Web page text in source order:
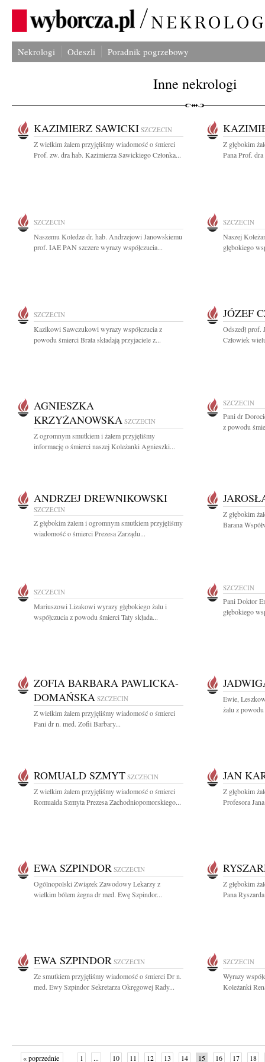
Nekrologi Odeszli Poradnik pogrzebowy
Inne nekrologi
KAZIMIERZ SAWICKI SZCZECIN
Z wielkim żalem przyjęliśmy wiadomość o śmierci
Prof. zw. dra hab. Kazimierza Sawickiego Członka...
Z głębokim
Pana Prof.
SZCZECIN
Naszemu Koledze dr. hab. Andrzejowi Janowskiemu
prof. IAE PAN szczere wyrazy współczucia...
SZCZECIN
Naszej
głębokiego
SZCZECIN
Kazikowi Sawczukowi wyrazy współczucia z
powodu śmierci Brata składają przyjaciele z...
JÓZEF
Odszedł
Człowiek
AGNIESZKA
KRZYŻANOWSKA SZCZECIN
Z ogromnym smutkiem i żalem przyjęliśmy
informację o śmierci naszej Koleżanki Agnieszki...
SZCZECIN
Pani dr
z powodu
ANDRZEJ DREWNIKOWSKI
SZCZECIN
Z głębokim żalem i ogromnym smutkiem przyjęliśmy
wiadomość o śmierci Prezesa Zarządu...
Z głębokim
Barana
SZCZECIN
Mariuszowi Lizakowi wyrazy głębokiego żalu i
współczucia z powodu śmierci Taty składa...
SZCZECIN
Pani Doktor
głębokiego
ZOFIA BARBARA PAWLICKA-
DOMAŃSKA SZCZECIN
Z wielkim żalem przyjęliśmy wiadomość o śmierci
Pani dr n. med. Zofii Barbary...
Ewie,
żalu z
ROMUALD SZMYT SZCZECIN
Z wielkim żalem przyjęliśmy wiadomość o śmierci
Romualda Szmyta Prezesa Zachodniopomorskiego...
JAN
Z głębokim
Profesora
EWA SZPINDOR SZCZECIN
Ogólnopolski Związek Zawodowy Lekarzy z
wielkim bólem żegna dr med. Ewę Szpindor...
Z głębokim
Pana
EWA SZPINDOR SZCZECIN
Ze smutkiem przyjęliśmy wiadomość o śmierci Dr n.
med. Ewy Szpindor Sekretarza Okręgowej Rady...
SZCZECIN
Wyrazy
Koleżanki
« poprzednie 1 ... 10 11 12 13 14 15 16 17 18